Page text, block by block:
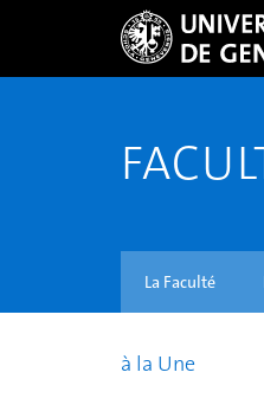
La Faculté
à la Une